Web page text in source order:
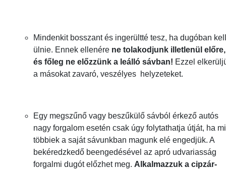
Mindenkit bosszant és ingerültté tesz, ha dugóban
ülnie. Ennek ellenére ne tolakodjunk illetlenül előre,
és főleg ne előzzünk a leálló sávban! Ezzel
a másokat zavaró, veszélyes helyzeteket.
Egy megszűnő vagy beszűkülő sávból érkező autós
nagy forgalom esetén csak úgy folytathatja útját, ha mi
többiek a saját sávunkban magunk elé engedjük. A
bekéredzkedő beengedésével az apró udvariasság
forgalmi dugót előzhet meg. Alkalmazzuk a cipzár-